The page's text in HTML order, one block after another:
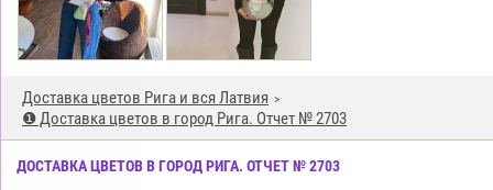
Доставка цветов Рига и вся Латвия
❶ Доставка цветов в город Рига. Отчет № 2703
ДОСТАВКА ЦВЕТОВ В ГОРОД РИГА. ОТЧЕТ № 2703